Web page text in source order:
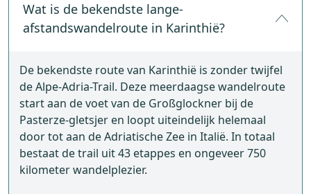
Wat is de bekendste lange-
afstandswandelroute in Karinthië?
De bekendste route van Karinthië is zonder twijfel
de Alpe-Adria-Trail. Deze meerdaagse wandelroute
start aan de voet van de Großglockner bij de
Pasterze-gletsjer en loopt uiteindelijk helemaal
door tot aan de Adriatische Zee in Italië. In totaal
bestaat de trail uit 43 etappes en ongeveer 750
kilometer wandelplezier.